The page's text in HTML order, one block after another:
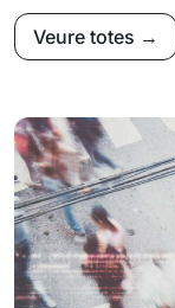
Veure totes →